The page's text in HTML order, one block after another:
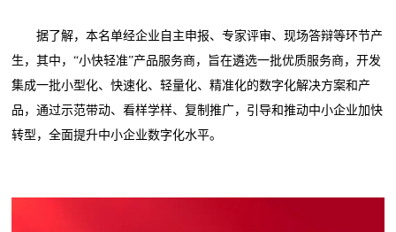
据了解，本名单经企业自主申报、专家评审、现场答辩等环节产
生，其中，“小快轻准”产品服务商，旨在遴选一批优质服务商，开发
集成一批小型化、快速化、轻量化、精准化的数字化解决方案和产
品，通过示范带动、看样学样、复制推广，引导和推动中小企业加快
转型，全面提升中小企业数字化水平。